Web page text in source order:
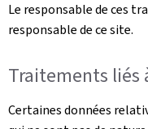
Le responsable de ces
responsable de ce site.
Traitements liés
Certaines données